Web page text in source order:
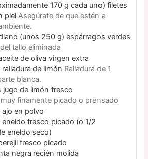
170 g cada uno) filetes
piel Asegúrate de que estén a
(unos 250 g) espárragos verdes
tallo eliminada
de oliva virgen extra
ralladura de limón Ralladura de 1
blanca.
jugo de limón fresco
muy finamente picado o prensado
ajo en polvo
eneldo fresco picado (o 1/2
eneldo seco)
fresco picado
negra recién molida